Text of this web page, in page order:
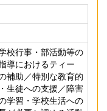
校行事・部活動等の
導におけるティー
補助／特別な教育的
生徒への支援／障害
学習・学校生活への